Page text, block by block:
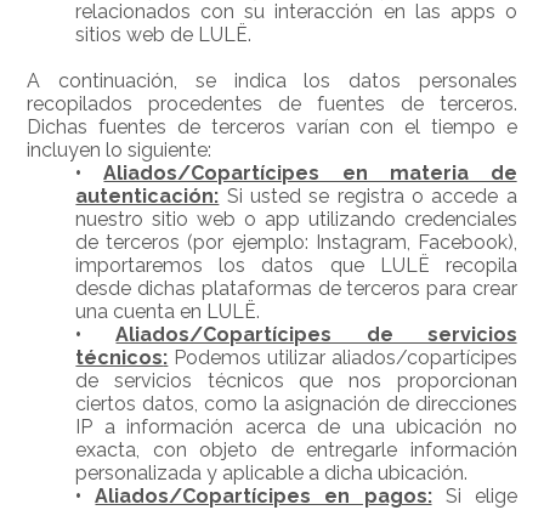
relacionados con su interacción en las apps o
sitios web de LULË.
A continuación, se indica los datos personales
recopilados procedentes de fuentes de terceros.
Dichas fuentes de terceros varían con el tiempo e
incluyen lo siguiente:
•Aliados/Copartícipes en materia de
autenticación: Si usted se registra o accede a
nuestro sitio web o app utilizando credenciales
de terceros (por ejemplo: Instagram, Facebook),
importaremos los datos que LULË recopila
desde dichas plataformas de terceros para crear
una cuenta en LULË.
•Aliados/Copartícipes de servicios
técnicos: Podemos utilizar aliados/copartícipes
de servicios técnicos que nos proporcionan
ciertos datos, como la asignación de direcciones
IP a información acerca de una ubicación no
exacta, con objeto de entregarle información
personalizada y aplicable a dicha ubicación.
•Aliados/Copartícipes en pagos:Si elige